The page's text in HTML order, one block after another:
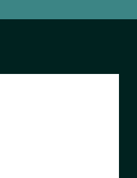
Hagamos algo juntos